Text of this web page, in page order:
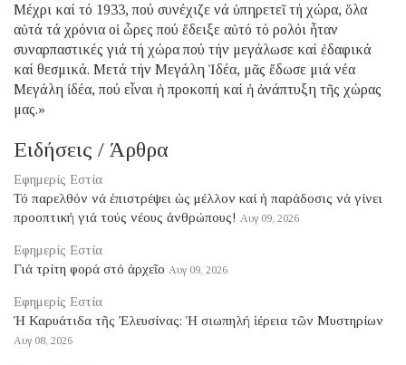
Μέχρι καί τό 1933, πού συνέχιζε νά ὑπηρετεῖ τή χώρα, ὅλα
αὐτά τά χρόνια οἱ ὧρες πού ἔδειξε αὐτό τό ρολόι ἦταν
συναρπαστικές γιά τή χώρα πού τήν μεγάλωσε καί ἐδαφικά
καί θεσμικά. Μετά τήν Μεγάλη Ἰδέα, μᾶς ἔδωσε μιά νέα
Μεγάλη ἰδέα, πού εἶναι ἡ προκοπή καί ἡ ἀνάπτυξη τῆς χώρας
μας.»
Ειδήσεις / Άρθρα
Εφημερίς Εστία
Τό παρελθόν νά ἐπιστρέψει ὡς μέλλον καί ἡ παράδοσις νά γίνει
προοπτική γιά τούς νέους ἀνθρώπους! Αυγ 09, 2026
Εφημερίς Εστία
Γιά τρίτη φορά στό ἀρχεῖο Αυγ 09, 2026
Εφημερίς Εστία
Ἡ Καρυάτιδα τῆς Ἐλευσίνας: Ἡ σιωπηλή ἱέρεια τῶν Μυστηρίων
Αυγ 08, 2026